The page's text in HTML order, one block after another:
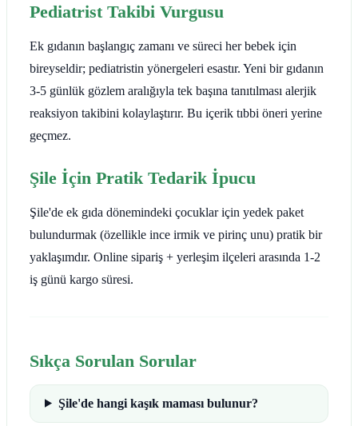
Pediatrist Takibi Vurgusu
Ek gıdanın başlangıç zamanı ve süreci her bebek için
bireyseldir; pediatristin yönergeleri esastır. Yeni bir gıdanın
3-5 günlük gözlem aralığıyla tek başına tanıtılması alerjik
reaksiyon takibini kolaylaştırır. Bu içerik tıbbi öneri yerine
geçmez.
Şile İçin Pratik Tedarik İpucu
Şile'de ek gıda dönemindeki çocuklar için yedek paket
bulundurmak (özellikle ince irmik ve pirinç unu) pratik bir
yaklaşımdır. Online sipariş + yerleşim ilçeleri arasında 1-2
iş günü kargo süresi.
Sıkça Sorulan Sorular
Şile'de hangi kaşık maması bulunur?